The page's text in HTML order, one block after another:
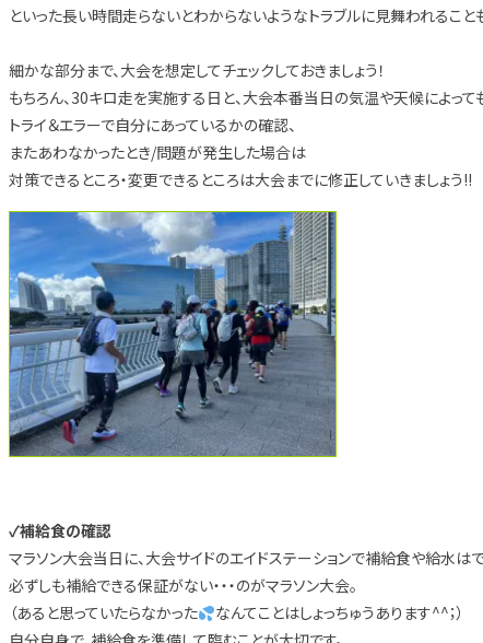
といった長い時間走らないとわからないようなトラブルに見舞われること
細かな部分まで、大会を想定してチェックしておきましょう！
もちろん、30キロ走を実施する日と、大会本番当日の気温や天候によっ
トライ＆エラーで自分にあっているかの確認、
またあわなかったとき/問題が発生した場合は
対策できるところ・変更できるところは大会までに修正していきましょう!!
✓補給食の確認
マラソン大会当日に、大会サイドのエイドステーションで補給食や給水はで
必ずしも補給できる保証がない・・・のがマラソン大会。
（あると思っていたらなかった
なんてことはしょっちゅうあります^^；）